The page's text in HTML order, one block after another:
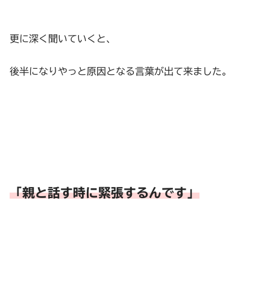
更に深く聞いていくと、
後半になりやっと原因となる言葉が出て来ました。
「親と話す時に緊張するんです」